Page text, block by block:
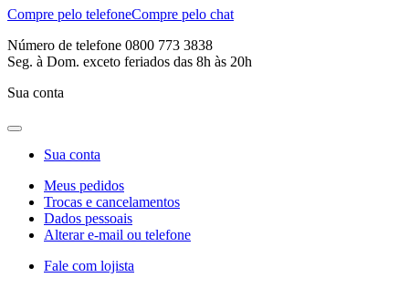
Compre pelo telefoneCompre pelo chat
Número de telefone 0800 773 3838
Seg. à Dom. exceto feriados das 8h às 20h
Sua conta
Sua conta
Meus pedidos
Trocas e cancelamentos
Dados pessoais
Alterar e-mail ou telefone
Fale com lojista